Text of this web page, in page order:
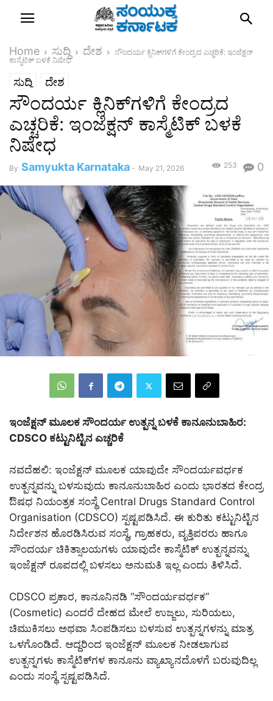
Home ಸುದ್ದಿ ದೇಶ
ಸೌಂದರ್ಯ ಕ್ಲಿನಿಕ್‌ಗಳಿಗೆ ಕೇಂದ್ರದ ಎಚ್ಚರಿಕೆ: ಇಂಜೆಕ್ಷನ್
ಕಾಸ್ಮೆಟಿಕ್ ಬಳಕೆ ನಿಷೇಧ
ಸುದ್ದಿ ದೇಶ
ಸೌಂದರ್ಯ ಕ್ಲಿನಿಕ್‌ಗಳಿಗೆ ಕೇಂದ್ರದ
ಎಚ್ಚರಿಕೆ: ಇಂಜೆಕ್ಷನ್ ಕಾಸ್ಮೆಟಿಕ್ ಬಳಕೆ
ನಿಷೇಧ
By Samyukta Karnataka - May 21, 2026 0
253
ಇಂಜೆಕ್ಷನ್ ಮೂಲಕ ಸೌಂದರ್ಯ ಉತ್ಪನ್ನ ಬಳಕೆ ಕಾನೂನುಬಾಹಿರ:
CDSCO ಕಟ್ಟುನಿಟ್ಟಿನ ಎಚ್ಚರಿಕೆ
ನವದೆಹಲಿ: ಇಂಜೆಕ್ಷನ್ ಮೂಲಕ ಯಾವುದೇ ಸೌಂದರ್ಯವರ್ಧಕ
ಉತ್ಪನ್ನವನ್ನು ಬಳಸುವುದು ಕಾನೂನುಬಾಹಿರ ಎಂದು ಭಾರತದ ಕೇಂದ್ರ
ಔಷಧ ನಿಯಂತ್ರಕ ಸಂಸ್ಥೆ Central Drugs Standard Control
Organisation (CDSCO) ಸ್ಪಷ್ಟಪಡಿಸಿದೆ. ಈ ಕುರಿತು ಕಟ್ಟುನಿಟ್ಟಿನ
ನಿರ್ದೇಶನ ಹೊರಡಿಸಿರುವ ಸಂಸ್ಥೆ, ಗ್ರಾಹಕರು, ವೃತ್ತಿಪರರು ಹಾಗೂ
ಸೌಂದರ್ಯ ಚಿಕಿತ್ಸಾಲಯಗಳು ಯಾವುದೇ ಕಾಸ್ಮೆಟಿಕ್ ಉತ್ಪನ್ನವನ್ನು
ಇಂಜೆಕ್ಷನ್ ರೂಪದಲ್ಲಿ ಬಳಸಲು ಅನುಮತಿ ಇಲ್ಲ ಎಂದು ತಿಳಿಸಿದೆ.
CDSCO ಪ್ರಕಾರ, ಕಾನೂನಿನಡಿ “ಸೌಂದರ್ಯವರ್ಧಕ”
(Cosmetic) ಎಂದರೆ ದೇಹದ ಮೇಲೆ ಉಜ್ಜಲು, ಸುರಿಯಲು,
ಚಿಮುಕಿಸಲು ಅಥವಾ ಸಿಂಪಡಿಸಲು ಬಳಸುವ ಉತ್ಪನ್ನಗಳನ್ನು ಮಾತ್ರ
ಒಳಗೊಂಡಿದೆ. ಆದ್ದರಿಂದ ಇಂಜೆಕ್ಷನ್ ಮೂಲಕ ನೀಡಲಾಗುವ
ಉತ್ಪನ್ನಗಳು ಕಾಸ್ಮೆಟಿಕ್‌ಗಳ ಕಾನೂನು ವ್ಯಾಖ್ಯಾನದೊಳಗೆ ಬರುವುದಿಲ್ಲ
ಎಂದು ಸಂಸ್ಥೆ ಸ್ಪಷ್ಟಪಡಿಸಿದೆ.